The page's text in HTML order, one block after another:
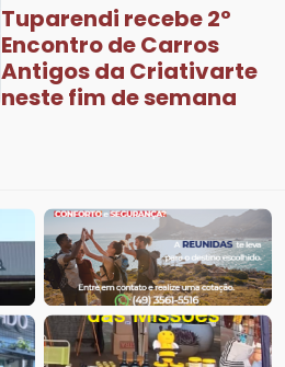
Tuparendi recebe 2º
Encontro de Carros
Antigos da Criativarte
neste fim de semana